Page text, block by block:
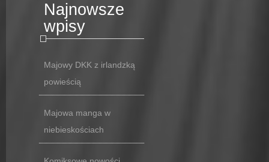
Najnowsze
wpisy
Majowy DKK z irlandzką
powieścią
Majowa manga w
niebieskościach